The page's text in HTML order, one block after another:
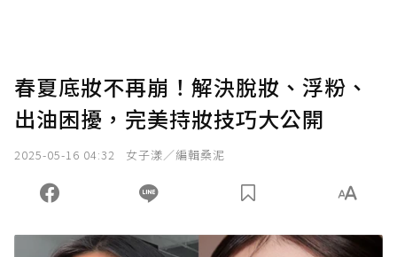
春夏底妝不再崩！解決脫妝、浮粉、
出油困擾，完美持妝技巧大公開
2025-05-16 04:32 女子漾／編輯桑泥